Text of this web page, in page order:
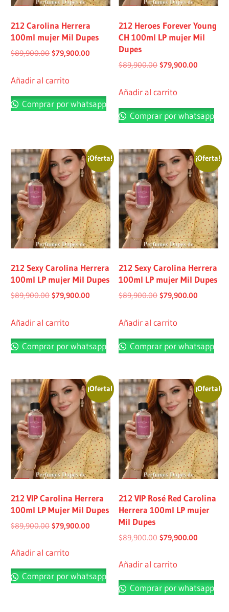
212 Carolina Herrera
100ml mujer Mil Dupes
$89,900.00 $79,900.00
Añadir al carrito
Comprar por whatsapp
212 Heroes Forever Young
CH 100ml LP mujer Mil
Dupes
$89,900.00 $79,900.00
Añadir al carrito
Comprar por whatsapp
¡Oferta!
212 Sexy Carolina Herrera
100ml LP mujer Mil Dupes
$89,900.00 $79,900.00
Añadir al carrito
Comprar por whatsapp
¡Oferta!
212 Sexy Carolina Herrera
100ml LP mujer Mil Dupes
$89,900.00 $79,900.00
Añadir al carrito
Comprar por whatsapp
¡Oferta!
212 VIP Carolina Herrera
100ml LP Mujer Mil Dupes
$89,900.00 $79,900.00
Añadir al carrito
Comprar por whatsapp
¡Oferta!
212 VIP Rosé Red Carolina
Herrera 100ml LP mujer
Mil Dupes
$89,900.00 $79,900.00
Añadir al carrito
Comprar por whatsapp